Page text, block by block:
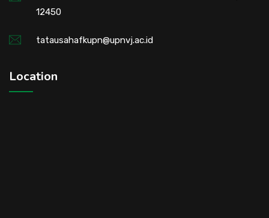
12450
tatausahafkupn@upnvj.ac.id
Location